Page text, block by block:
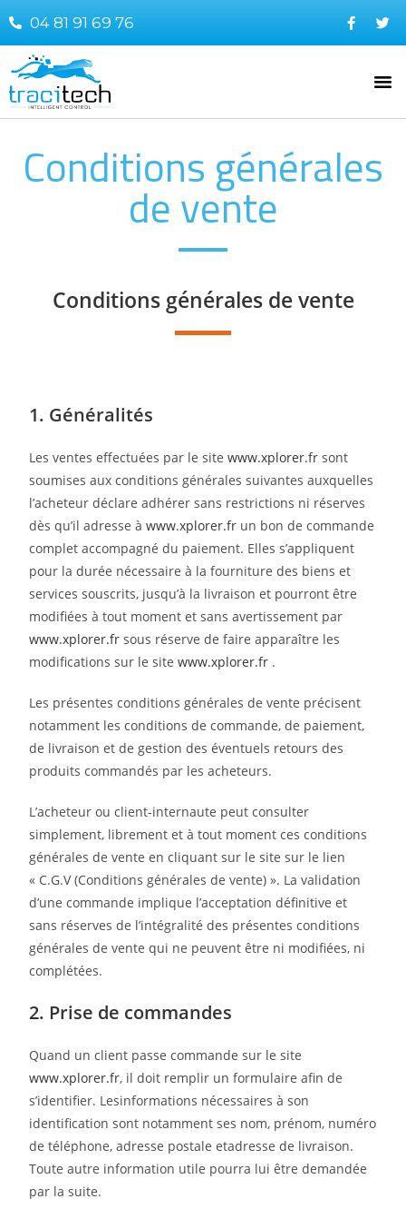
04 81 91 69 76
Conditions générales
de vente
Conditions générales de vente
1. Généralités
Les ventes effectuées par le sitewww.xplorer.frsont
soumises aux conditions générales suivantes auxquelles
l’acheteur déclare adhérer sans restrictions ni réserves
dès qu’il adresse àwww.xplorer.fr un bon de commande
complet accompagné du paiement. Elles s’appliquent
pour la durée nécessaire à la fourniture des biens et
services souscrits, jusqu’à la livraison et pourront être
modifiées à tout moment et sans avertissement par
www.xplorer.frsous réserve de faire apparaître les
modifications sur le sitewww.xplorer.fr .
Les présentes conditions générales de vente précisent
notamment les conditions de commande, de paiement,
de livraison et de gestion des éventuels retours des
produits commandés par les acheteurs.
L’acheteur ou client-internaute peut consulter
simplement, librement et à tout moment ces conditions
générales de vente en cliquant sur le site sur le lien
« C.G.V (Conditions générales de vente) ». La validation
d’une commande implique l’acceptation définitive et
sans réserves de l’intégralité des présentes conditions
générales de vente qui ne peuvent être ni modifiées, ni
complétées.
2. Prise de commandes
Quand un client passe commande sur le site
www.xplorer.fr, il doit remplir un formulaire afin de
s’identifier. Lesinformations nécessaires à son
identification sont notamment ses nom, prénom, numéro
de téléphone, adresse postale etadresse de livraison.
Toute autre information utile pourra lui être demandée
par la suite.